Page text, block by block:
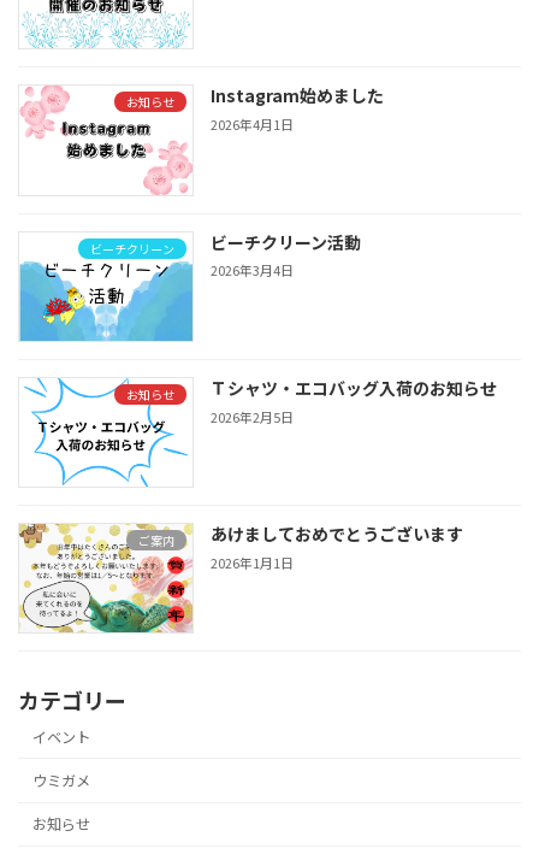
お知らせ Instagram始めました
2026年4月1日
ビーチクリーン ビーチクリーン活動
2026年3月4日
お知らせ Ｔシャツ・エコバッグ入荷のお知らせ
2026年2月5日
ご案内 あけましておめでとうございます
2026年1月1日
カテゴリー
イベント
ウミガメ
お知らせ